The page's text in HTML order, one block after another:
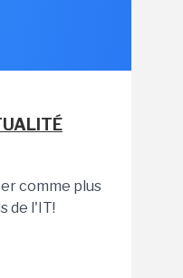
comme plus
de l'IT!